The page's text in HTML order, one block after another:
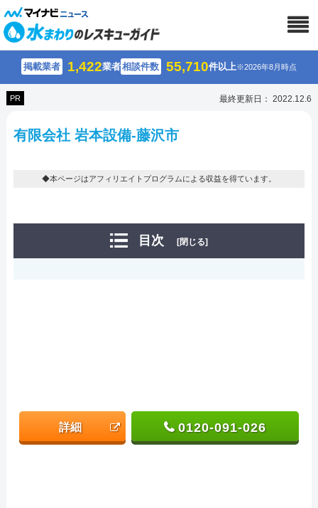
掲載業者 1,422業者相談件数 55,710件以上※2026年8月時点
PR 最終更新日： 2022.12.6
有限会社 岩本設備-藤沢市
◆本ページはアフィリエイトプログラムによる収益を得ています。
目次 [閉じる]
詳細 0120-091-026